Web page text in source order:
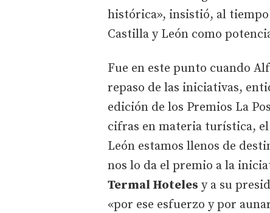
histórica», insistió, al
Castilla y León como
Fue en este punto cuando
repaso de las iniciativas,
edición de los Premios La
cifras en materia turística,
León estamos llenos de
nos lo da el premio a la
Termal Hoteles y a su
«por ese esfuerzo y por